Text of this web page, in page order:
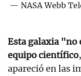
— NASA Webb
Esta galaxia
equipo científico
apareció en las